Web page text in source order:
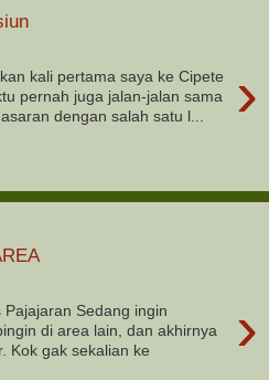
›
kali pertama saya ke Cipete
pernah juga jalan-jalan sama
dengan salah satu l...
›
Sedang ingin
di area lain, dan akhirnya
Kok gak sekalian ke